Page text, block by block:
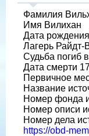
Фамилия
Имя Вилихан
Дата
Лагерь Райдт-
Судьба погиб
Дата смерти
Первичное
Название
Номер фонда
Номер описи
Номер дела
https://obd-